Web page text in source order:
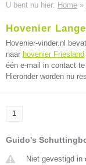
U bent nu hier: Home »
Hovenier
Hovenier-vinder.nl
naar hovenier Friesland
één e-mail in contact
Hieronder worden nu
1
Guido's
Niet gevestigd in